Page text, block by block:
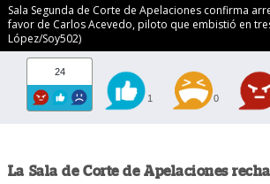
Sala Segunda de Corte de Apelaciones confirma
favor de Carlos Acevedo, piloto que embistió en
López/Soy502)
24
1 0
La Sala de Corte de Apelaciones